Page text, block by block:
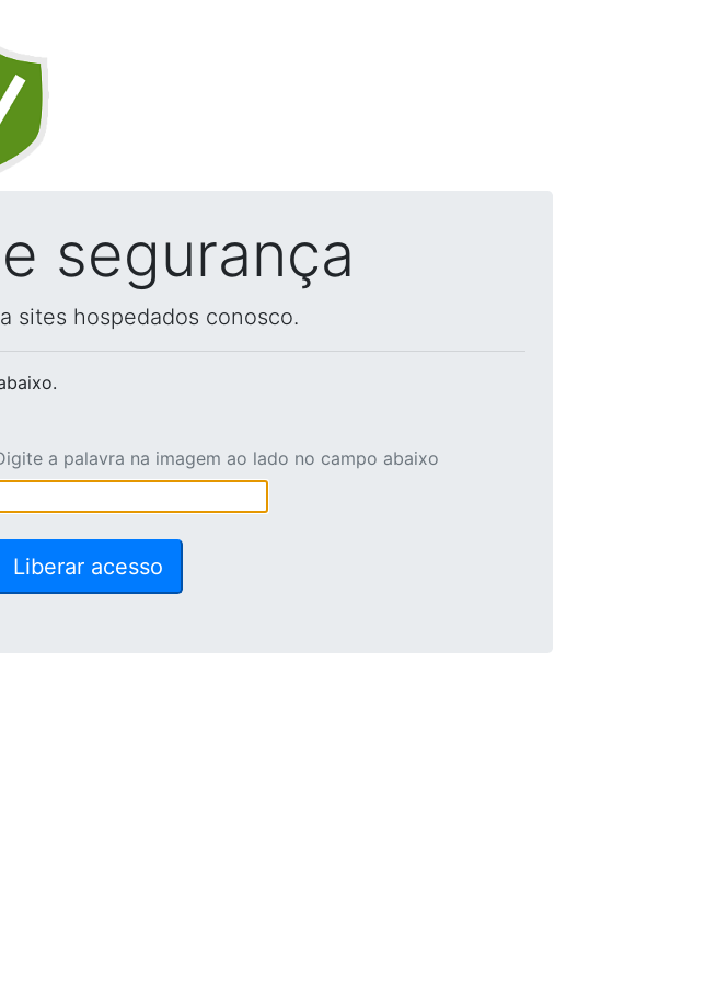
segurança
sites hospedados conosco.
a palavra na imagem ao lado no campo abaixo